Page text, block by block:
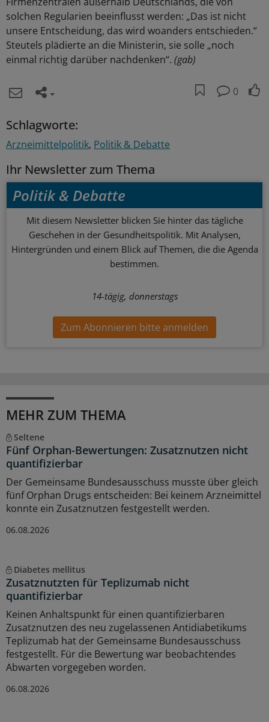
solchen Regularien beeinflusst werden: „Das ist nicht
unsere Entscheidung, das wird woanders entschieden.“
Steutels plädierte an die Ministerin, sie solle „noch
einmal richtig darüber nachdenken“. (gab)
0
Schlagworte:
Arzneimittelpolitik Politik & Debatte
Ihr Newsletter zum Thema
Politik & Debatte
Mit diesem Newsletter blicken Sie hinter das tägliche
Geschehen in der Gesundheitspolitik. Mit Analysen,
Hintergründen und einem Blick auf Themen, die die Agenda
bestimmen.
14-tägig, donnerstags
Zum Abonnieren bitte anmelden
MEHR ZUM THEMA
Seltene
Fünf Orphan-Bewertungen: Zusatznutzen nicht
quantifizierbar
Der Gemeinsame Bundesausschuss musste über gleich
fünf Orphan Drugs entscheiden: Bei keinem Arzneimittel
konnte ein Zusatznutzen festgestellt werden.
06.08.2026
Diabetes mellitus
Zusatznutzten für Teplizumab nicht
quantifizierbar
Keinen Anhaltspunkt für einen quantifizierbaren
Zusatznutzen des neu zugelassenen Antidiabetikums
Teplizumab hat der Gemeinsame Bundesausschuss
festgestellt. Für die Bewertung war beobachtendes
Abwarten vorgegeben worden.
06.08.2026